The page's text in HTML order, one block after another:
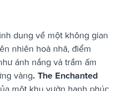
dung về một không gian
nhiên hoà nhã, điểm
ánh nắng và trầm ấm
vàng. The Enchanted
một khu vườn hạnh phúc